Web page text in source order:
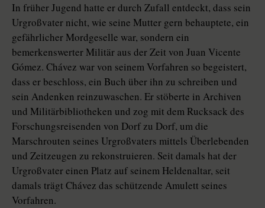
In früher Jugend hatte er durch Zufall entdeckt, dass sein
Urgroßvater nicht, wie seine Mutter gern behauptete, ein
gefährlicher Mordgeselle war, sondern ein
bemerkenswerter Militär aus der Zeit von Juan Vicente
Gómez. Chávez war von seinem Vorfahren so begeistert,
dass er beschloss, ein Buch über ihn zu schreiben und
sein Andenken reinzuwaschen. Er stöberte in Archiven
und Militärbibliotheken und zog mit dem Rucksack des
Forschungsreisenden von Dorf zu Dorf, um die
Marschrouten seines Urgroßvaters mittels Überlebenden
und Zeitzeugen zu rekonstruieren. Seit damals hat der
Urgroßvater einen Platz auf seinem Heldenaltar, seit
damals trägt Chávez das schützende Amulett seines
Vorfahren.